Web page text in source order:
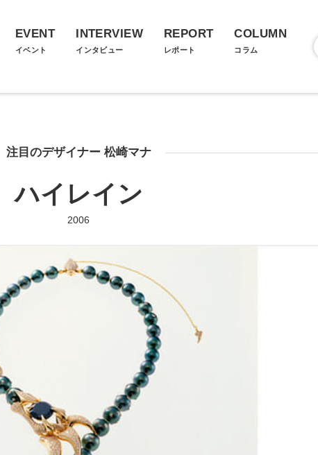
EVENT
イベント
INTERVIEW
インタビュー
REPORT
レポート
COLUMN
コラム
注目のデザイナー 松崎マナ
ハイレイン
2006